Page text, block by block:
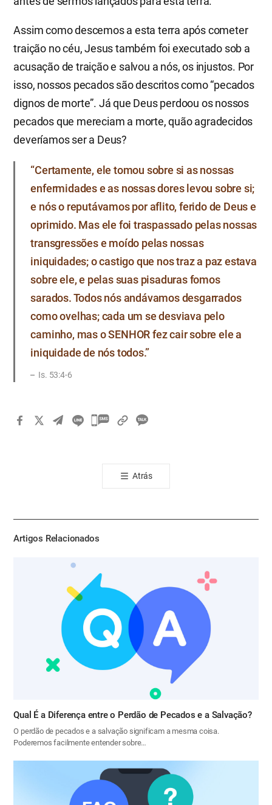
Assim como descemos a esta terra após cometer
traição no céu, Jesus também foi executado sob a
acusação de traição e salvou a nós, os injustos. Por
isso, nossos pecados são descritos como “pecados
dignos de morte”. Já que Deus perdoou os nossos
pecados que mereciam a morte, quão agradecidos
deveríamos ser a Deus?
“Certamente, ele tomou sobre si as nossas
enfermidades e as nossas dores levou sobre si;
e nós o reputávamos por aflito, ferido de Deus e
oprimido. Mas ele foi traspassado pelas nossas
transgressões e moído pelas nossas
iniquidades; o castigo que nos traz a paz estava
sobre ele, e pelas suas pisaduras fomos
sarados. Todos nós andávamos desgarrados
como ovelhas; cada um se desviava pelo
caminho, mas o SENHOR fez cair sobre ele a
iniquidade de nós todos.”
Is. 53:4-6
카
톡
공
기
Atrás
Artigos Relacionados
Qual É a Diferença entre o Perdão de Pecados e a Salvação?
O perdão de pecados e a salvação significam a mesma coisa.
Poderemos facilmente entender sobre…